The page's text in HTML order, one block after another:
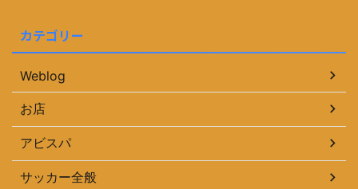
カテゴリー
Weblog
お店
アビスパ
サッカー全般